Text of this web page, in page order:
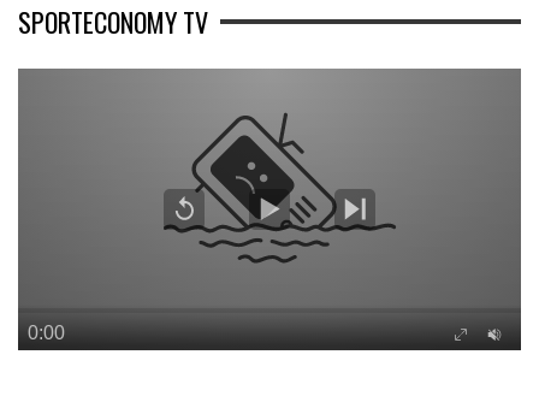
SPORTECONOMY TV